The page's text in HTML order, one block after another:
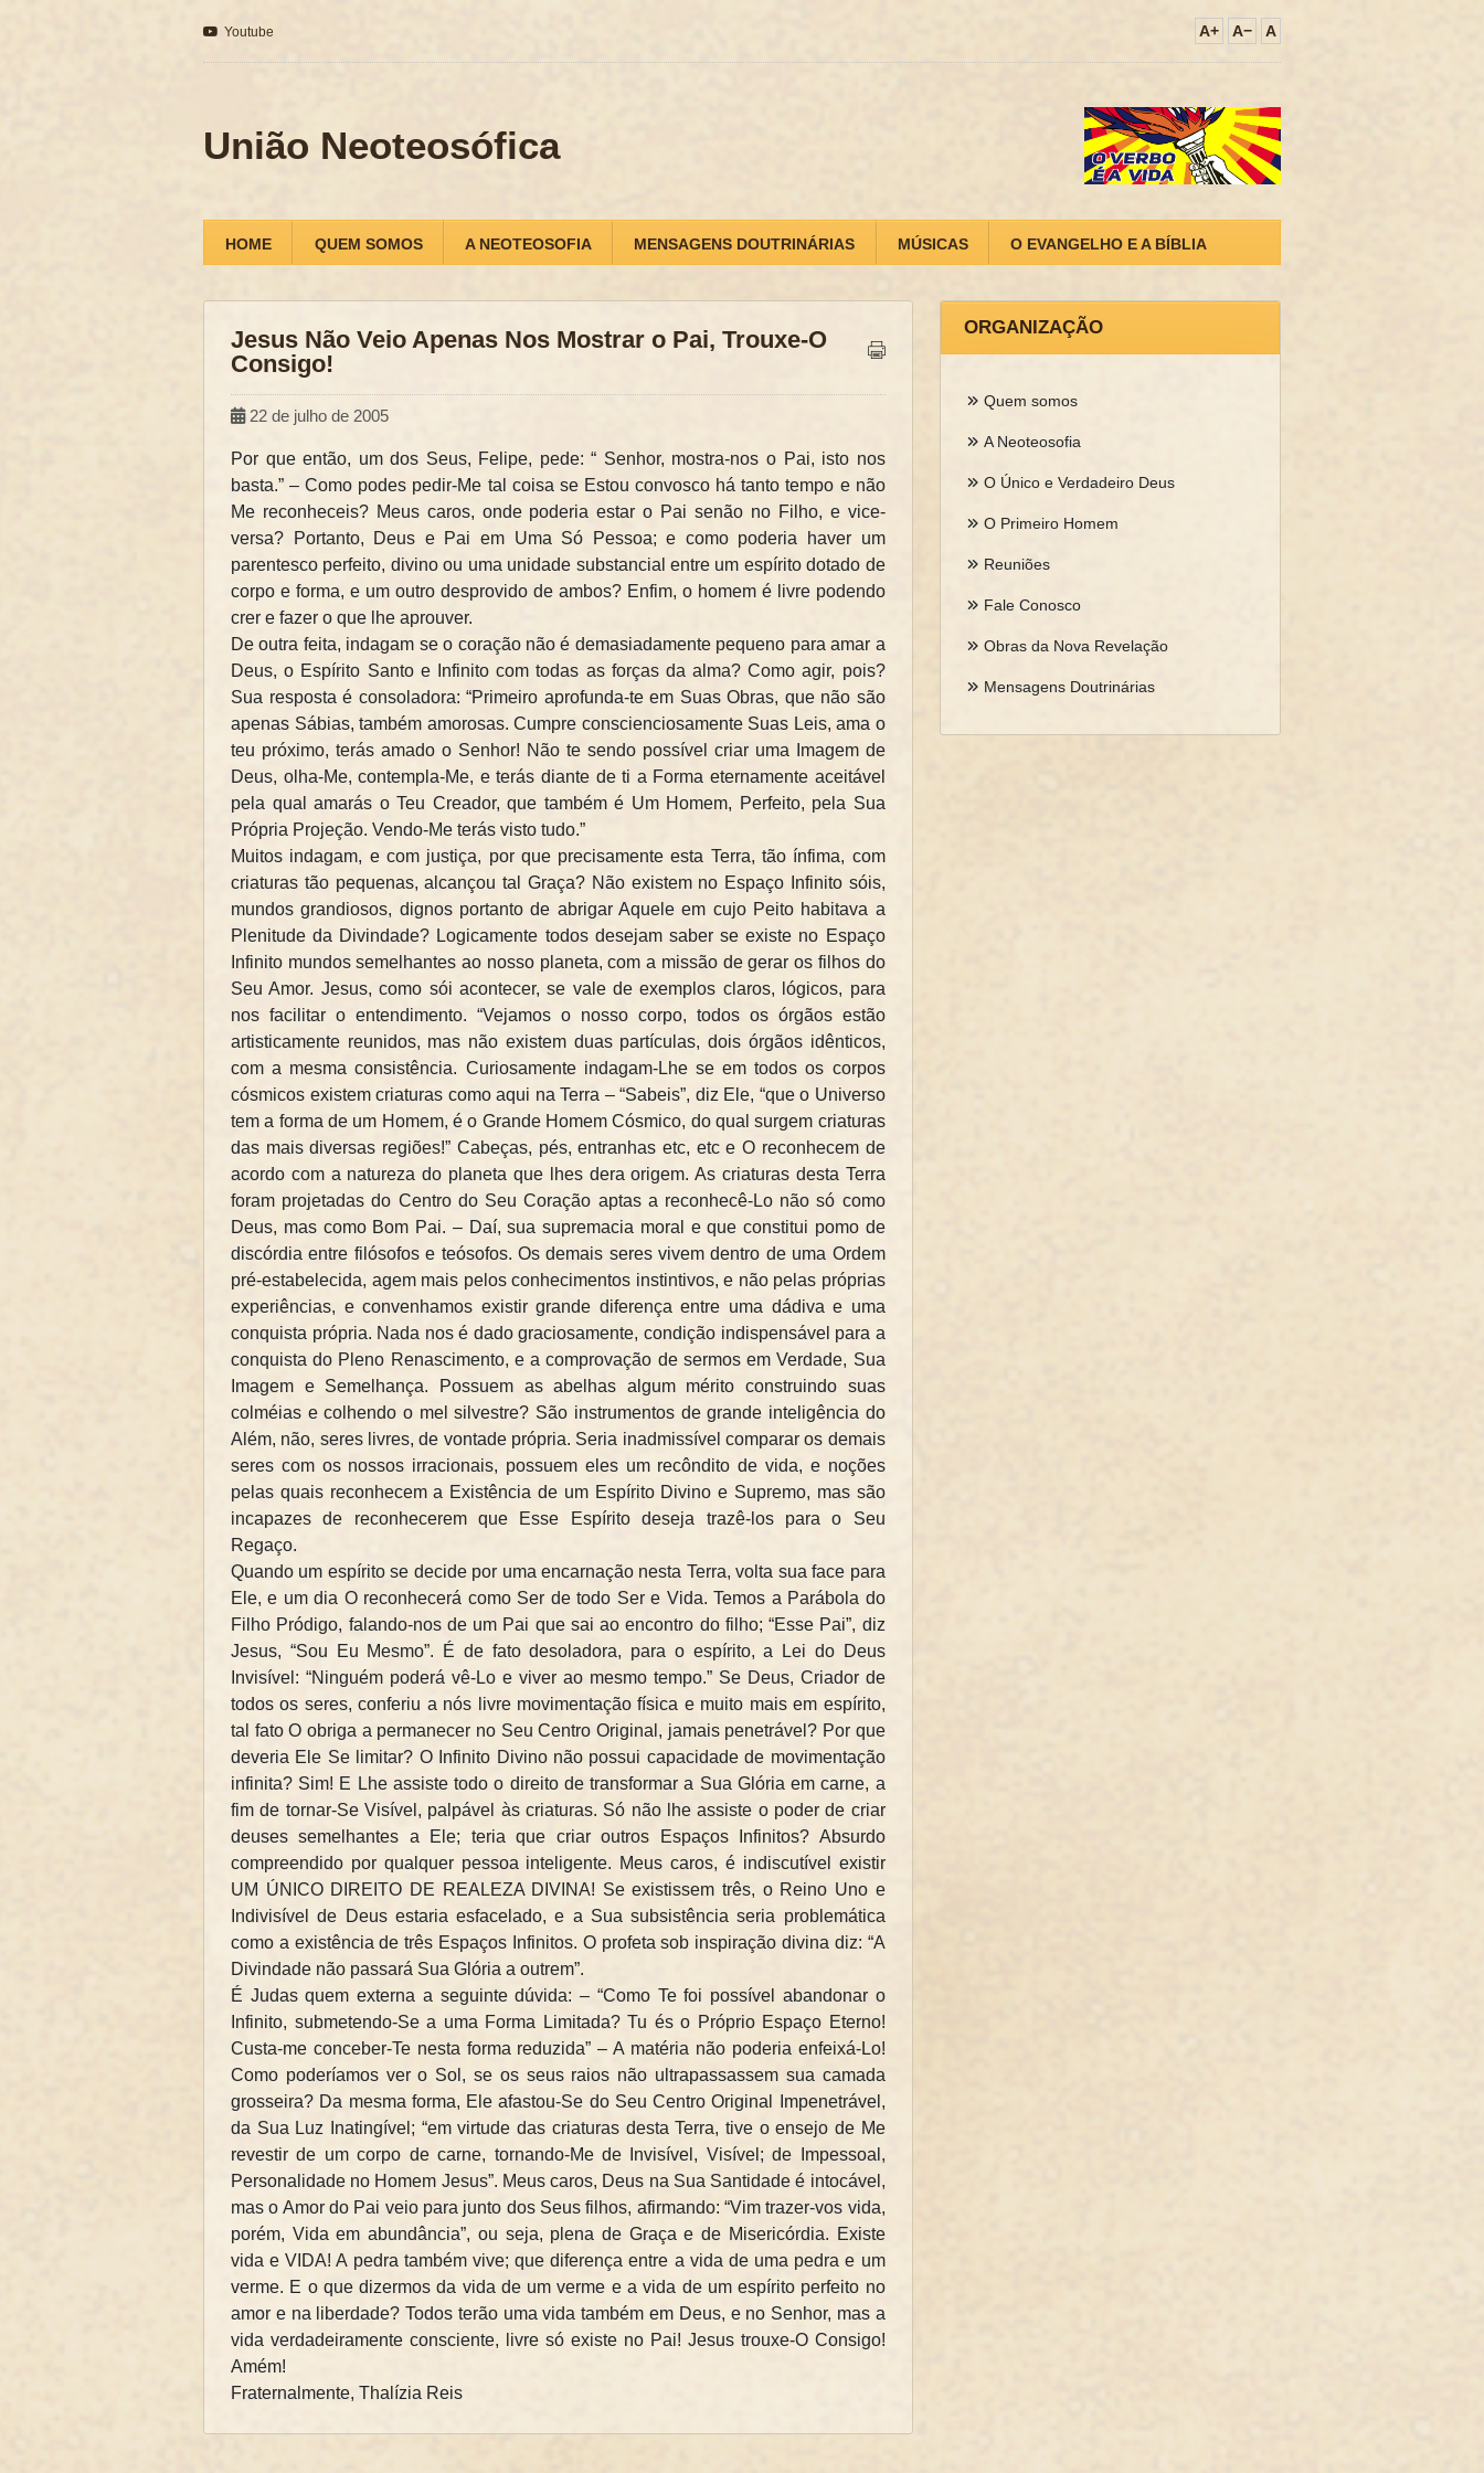
Youtube A+ A− A
União Neoteosófica
HOME QUEM SOMOS A NEOTEOSOFIA MENSAGENS DOUTRINÁRIAS MÚSICAS O EVANGELHO E A BÍBLIA
Jesus Não Veio Apenas Nos Mostrar o Pai, Trouxe-O
Consigo!
22 de julho de 2005
Por que então, um dos Seus, Felipe, pede: “ Senhor, mostra-nos o Pai, isto nos
basta.” – Como podes pedir-Me tal coisa se Estou convosco há tanto tempo e não
Me reconheceis? Meus caros, onde poderia estar o Pai senão no Filho, e vice-
versa? Portanto, Deus e Pai em Uma Só Pessoa; e como poderia haver um
parentesco perfeito, divino ou uma unidade substancial entre um espírito dotado de
corpo e forma, e um outro desprovido de ambos? Enfim, o homem é livre podendo
crer e fazer o que lhe aprouver.
De outra feita, indagam se o coração não é demasiadamente pequeno para amar a
Deus, o Espírito Santo e Infinito com todas as forças da alma? Como agir, pois?
Sua resposta é consoladora: “Primeiro aprofunda-te em Suas Obras, que não são
apenas Sábias, também amorosas. Cumpre conscienciosamente Suas Leis, ama o
teu próximo, terás amado o Senhor! Não te sendo possível criar uma Imagem de
Deus, olha-Me, contempla-Me, e terás diante de ti a Forma eternamente aceitável
pela qual amarás o Teu Creador, que também é Um Homem, Perfeito, pela Sua
Própria Projeção. Vendo-Me terás visto tudo.”
Muitos indagam, e com justiça, por que precisamente esta Terra, tão ínfima, com
criaturas tão pequenas, alcançou tal Graça? Não existem no Espaço Infinito sóis,
mundos grandiosos, dignos portanto de abrigar Aquele em cujo Peito habitava a
Plenitude da Divindade? Logicamente todos desejam saber se existe no Espaço
Infinito mundos semelhantes ao nosso planeta, com a missão de gerar os filhos do
Seu Amor. Jesus, como sói acontecer, se vale de exemplos claros, lógicos, para
nos facilitar o entendimento. “Vejamos o nosso corpo, todos os órgãos estão
artisticamente reunidos, mas não existem duas partículas, dois órgãos idênticos,
com a mesma consistência. Curiosamente indagam-Lhe se em todos os corpos
cósmicos existem criaturas como aqui na Terra – “Sabeis”, diz Ele, “que o Universo
tem a forma de um Homem, é o Grande Homem Cósmico, do qual surgem criaturas
das mais diversas regiões!” Cabeças, pés, entranhas etc, etc e O reconhecem de
acordo com a natureza do planeta que lhes dera origem. As criaturas desta Terra
foram projetadas do Centro do Seu Coração aptas a reconhecê-Lo não só como
Deus, mas como Bom Pai. – Daí, sua supremacia moral e que constitui pomo de
discórdia entre filósofos e teósofos. Os demais seres vivem dentro de uma Ordem
pré-estabelecida, agem mais pelos conhecimentos instintivos, e não pelas próprias
experiências, e convenhamos existir grande diferença entre uma dádiva e uma
conquista própria. Nada nos é dado graciosamente, condição indispensável para a
conquista do Pleno Renascimento, e a comprovação de sermos em Verdade, Sua
Imagem e Semelhança. Possuem as abelhas algum mérito construindo suas
colméias e colhendo o mel silvestre? São instrumentos de grande inteligência do
Além, não, seres livres, de vontade própria. Seria inadmissível comparar os demais
seres com os nossos irracionais, possuem eles um recôndito de vida, e noções
pelas quais reconhecem a Existência de um Espírito Divino e Supremo, mas são
incapazes de reconhecerem que Esse Espírito deseja trazê-los para o Seu
Regaço.
Quando um espírito se decide por uma encarnação nesta Terra, volta sua face para
Ele, e um dia O reconhecerá como Ser de todo Ser e Vida. Temos a Parábola do
Filho Pródigo, falando-nos de um Pai que sai ao encontro do filho; “Esse Pai”, diz
Jesus, “Sou Eu Mesmo”. É de fato desoladora, para o espírito, a Lei do Deus
Invisível: “Ninguém poderá vê-Lo e viver ao mesmo tempo.” Se Deus, Criador de
todos os seres, conferiu a nós livre movimentação física e muito mais em espírito,
tal fato O obriga a permanecer no Seu Centro Original, jamais penetrável? Por que
deveria Ele Se limitar? O Infinito Divino não possui capacidade de movimentação
infinita? Sim! E Lhe assiste todo o direito de transformar a Sua Glória em carne, a
fim de tornar-Se Visível, palpável às criaturas. Só não lhe assiste o poder de criar
deuses semelhantes a Ele; teria que criar outros Espaços Infinitos? Absurdo
compreendido por qualquer pessoa inteligente. Meus caros, é indiscutível existir
UM ÚNICO DIREITO DE REALEZA DIVINA! Se existissem três, o Reino Uno e
Indivisível de Deus estaria esfacelado, e a Sua subsistência seria problemática
como a existência de três Espaços Infinitos. O profeta sob inspiração divina diz: “A
Divindade não passará Sua Glória a outrem”.
É Judas quem externa a seguinte dúvida: – “Como Te foi possível abandonar o
Infinito, submetendo-Se a uma Forma Limitada? Tu és o Próprio Espaço Eterno!
Custa-me conceber-Te nesta forma reduzida” – A matéria não poderia enfeixá-Lo!
Como poderíamos ver o Sol, se os seus raios não ultrapassassem sua camada
grosseira? Da mesma forma, Ele afastou-Se do Seu Centro Original Impenetrável,
da Sua Luz Inatingível; “em virtude das criaturas desta Terra, tive o ensejo de Me
revestir de um corpo de carne, tornando-Me de Invisível, Visível; de Impessoal,
Personalidade no Homem Jesus”. Meus caros, Deus na Sua Santidade é intocável,
mas o Amor do Pai veio para junto dos Seus filhos, afirmando: “Vim trazer-vos vida,
porém, Vida em abundância”, ou seja, plena de Graça e de Misericórdia. Existe
vida e VIDA! A pedra também vive; que diferença entre a vida de uma pedra e um
verme. E o que dizermos da vida de um verme e a vida de um espírito perfeito no
amor e na liberdade? Todos terão uma vida também em Deus, e no Senhor, mas a
vida verdadeiramente consciente, livre só existe no Pai! Jesus trouxe-O Consigo!
Amém!
Fraternalmente, Thalízia Reis
ORGANIZAÇÃO
Quem somos
A Neoteosofia
O Único e Verdadeiro Deus
O Primeiro Homem
Reuniões
Fale Conosco
Obras da Nova Revelação
Mensagens Doutrinárias